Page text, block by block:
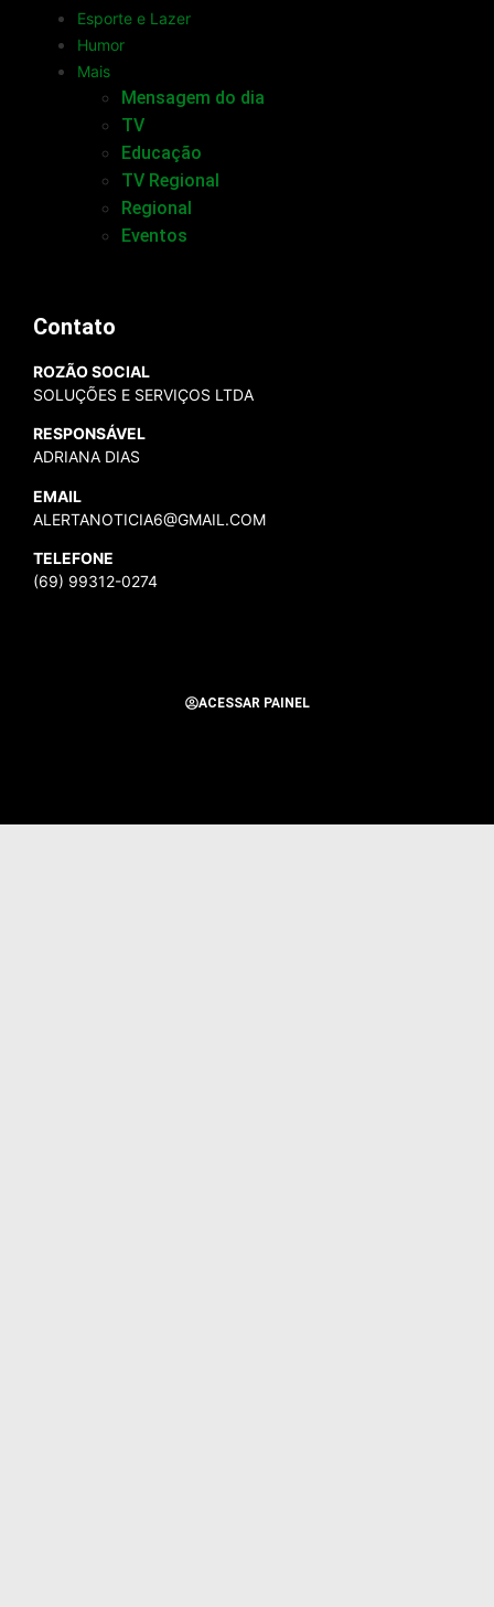
Esporte e Lazer
Humor
Mais
Mensagem do dia
TV
Educação
TV Regional
Regional
Eventos
Contato
ROZÃO SOCIAL
SOLUÇÕES E SERVIÇOS LTDA
RESPONSÁVEL
ADRIANA DIAS
EMAIL
ALERTANOTICIA6@GMAIL.COM
TELEFONE
(69) 99312-0274
ACESSAR PAINEL